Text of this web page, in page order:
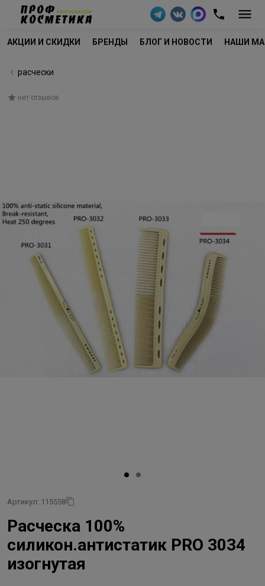
АКЦИИ И СКИДКИ БРЕНДЫ БЛОГ И НОВОСТИ НАШИ
расчески
нет отзывов
Артикул: 115558
Расческа 100%
силикон.антистатик PRO 3034
изогнутая